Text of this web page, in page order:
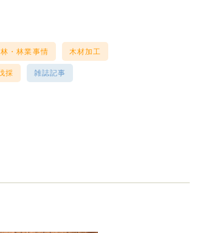
・林業事情 木材加工
採 雑誌記事